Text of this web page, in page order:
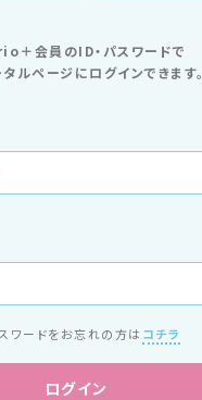
＋会員のID・パスワードで
ルページにログインできます。
ワードをお忘れの方は コチラ
ログイン